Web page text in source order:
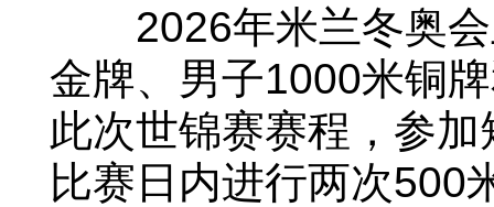
2026年米兰冬奥会
金牌、男子1000米铜
此次世锦赛赛程，参
比赛日内进行两次500